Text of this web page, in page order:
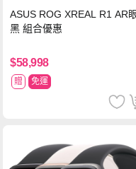
ASUS ROG XREAL R1 AR
黑 組合優惠
$58,998
贈 免運